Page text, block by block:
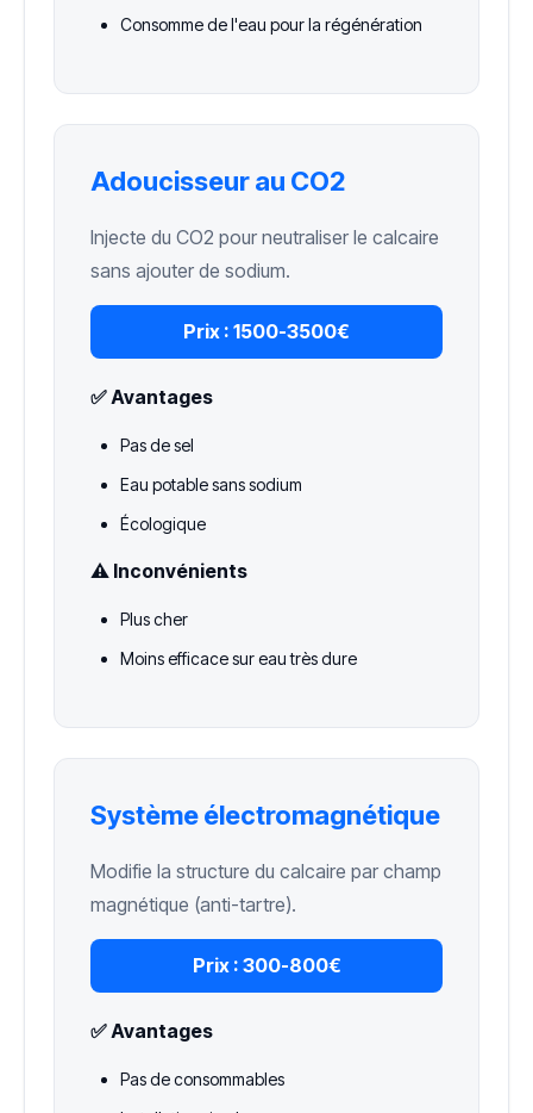
Consomme de l'eau pour la régénération
Adoucisseur au CO2
Injecte du CO2 pour neutraliser le calcaire
sans ajouter de sodium.
Prix : 1500-3500€
✅ Avantages
Pas de sel
Eau potable sans sodium
Écologique
⚠️ Inconvénients
Plus cher
Moins efficace sur eau très dure
Système électromagnétique
Modifie la structure du calcaire par champ
magnétique (anti-tartre).
Prix : 300-800€
✅ Avantages
Pas de consommables